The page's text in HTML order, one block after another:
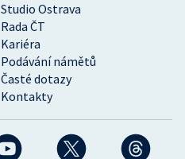
Studio Ostrava
Rada ČT
Kariéra
Podávání námětů
Časté dotazy
Kontakty